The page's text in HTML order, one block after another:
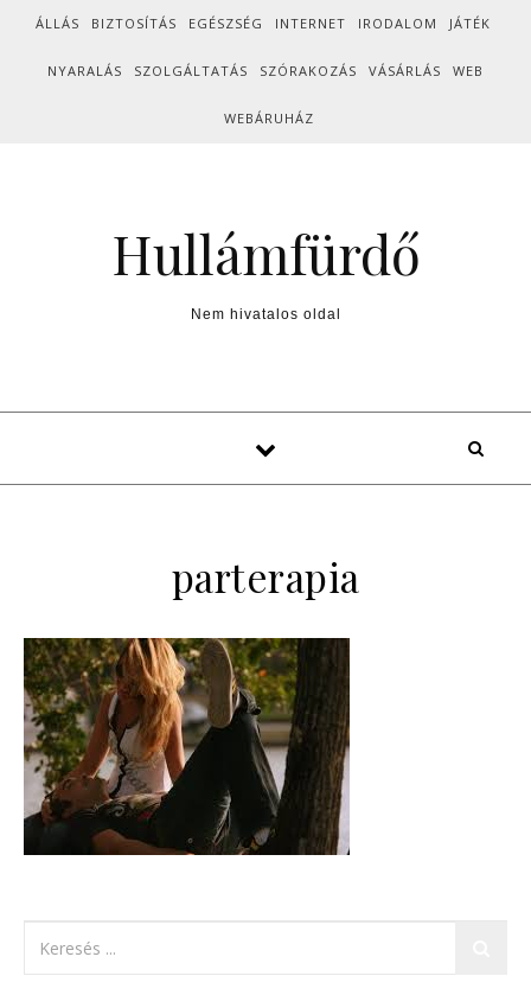
Skip to content
ÁLLÁS BIZTOSÍTÁS EGÉSZSÉG INTERNET IRODALOM JÁTÉK
NYARALÁS SZOLGÁLTATÁS SZÓRAKOZÁS VÁSÁRLÁS WEB
WEBÁRUHÁZ
Hullámfürdő
Nem hivatalos oldal
parterapia